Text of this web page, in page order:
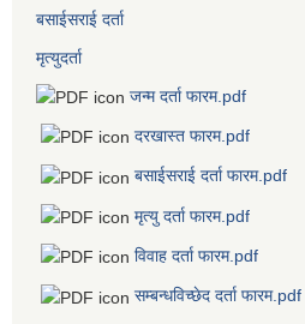
बसाईसराई दर्ता
मृत्युदर्ता
जन्म दर्ता फारम.pdf
दरखास्त फारम.pdf
बसाईसराई दर्ता फारम.pdf
मृत्यु दर्ता फारम.pdf
विवाह दर्ता फारम.pdf
सम्बन्धविच्छेद दर्ता फारम.pdf